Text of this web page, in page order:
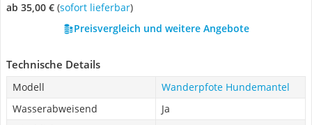
ab 35,00 € ( Sofort lieferbar)
Preisvergleich und weitere Angebote
Technische Details
Modell
Wanderpfote Hundemantel
Wasserabweisend
Ja